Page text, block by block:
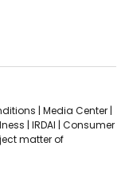
| Media Center |
| IRDAI | Consumer
matter of